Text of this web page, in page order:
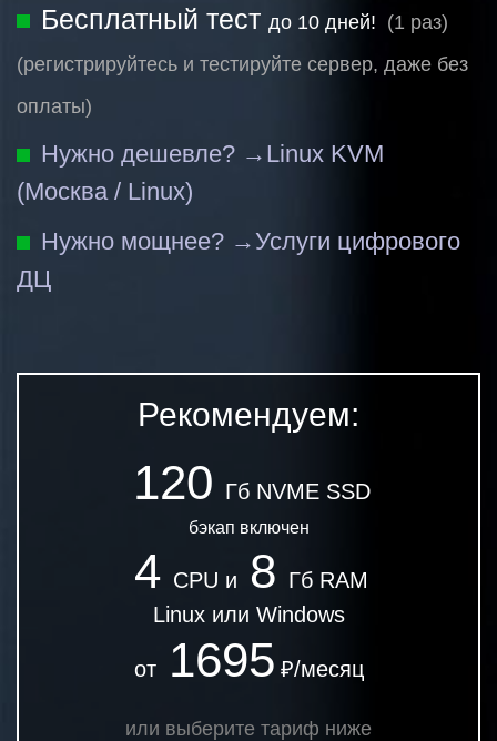
Бесплатный тест до 10 дней! (1 раз)
(регистрируйтесь и тестируйте сервер, даже без
оплаты)
Нужно дешевле? → Linux KVM
(Москва / Linux)
Нужно мощнее? → Услуги цифрового
ДЦ
Рекомендуем:
120 Гб NVME SSD
бэкап включен
4 CPU и 8 Гб RAM
Linux или Windows
от 1695 ₽/месяц
или выберите тариф ниже